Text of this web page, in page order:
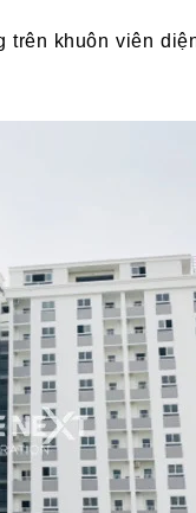
trên khuôn viên